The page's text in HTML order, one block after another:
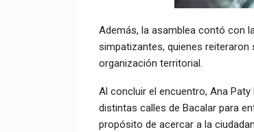
Además, la asamblea contó con
simpatizantes, quienes
organización territorial.
Al concluir el encuentro, Ana
distintas calles de Bacalar para
propósito de acercar a la